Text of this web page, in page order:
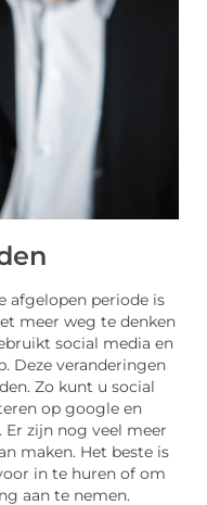
afgelopen periode is
meer weg te denken
social media en
Deze veranderingen
Zo kunt u social
op google en
zijn nog veel meer
maken. Het beste is
in te huren of om
aan te nemen.